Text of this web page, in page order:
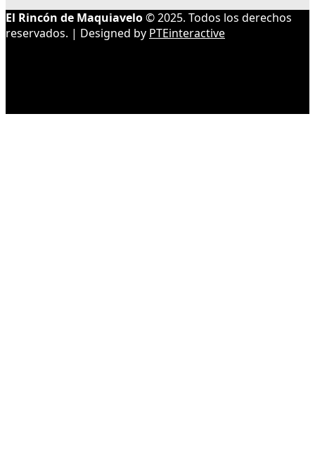
El Rincón de Maquiavelo© 2025. Todos los derechos
reservados. | Designed by PTEinteractive